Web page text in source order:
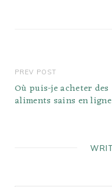
PREV POST
Où puis-je acheter des
aliments sains en